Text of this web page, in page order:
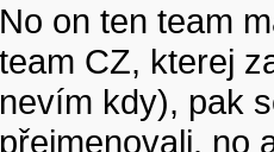
No on ten team
team CZ, kterej
nevím kdy), pak
přejmenovali. no